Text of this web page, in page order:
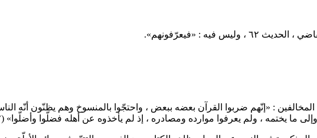
: «إنّهم ضربوا القرآن بعضه ببعض ، واحتجّوا بالمنسوخ وهم يظنّون أنّه
وإلى ما يختمه ، ولم يعرفوا موارده ومصادره ، إذ لم يأخذوه عن أهله فضلّوا وأضلّوا» (٢)